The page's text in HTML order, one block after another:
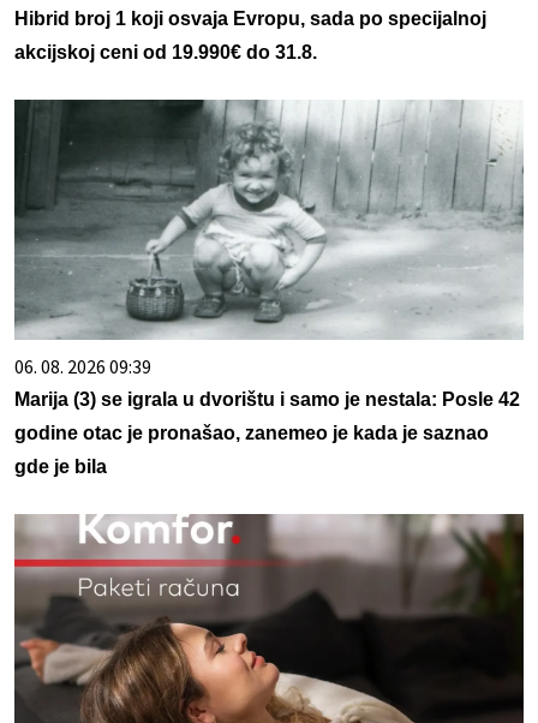
Hibrid broj 1 koji osvaja Evropu, sada po specijalnoj
akcijskoj ceni od 19.990€ do 31.8.
06. 08. 2026 09:39
Marija (3) se igrala u dvorištu i samo je nestala: Posle 42
godine otac je pronašao, zanemeo je kada je saznao
gde je bila